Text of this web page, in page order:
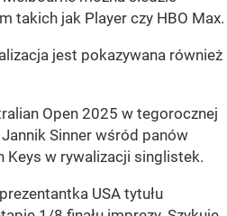
takich jak Player czy HBO Max.
jest pokazywana również
Open 2025 w tegorocznej
Sinner wśród panów
Keys w rywalizacji singlistek.
USA tytułu